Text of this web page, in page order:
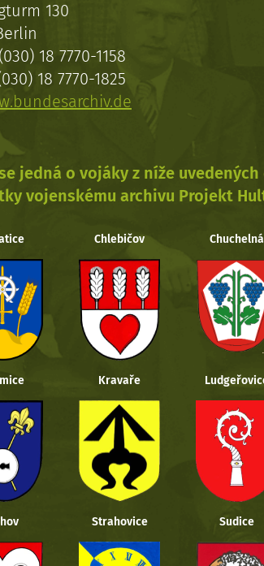
130
18 7770-1158
18 7770-1825
jedná o vojáky z níže
vojenskému archivu Projekt
Chlebičov Chuchelná
Kravaře
Strahovice Sudice